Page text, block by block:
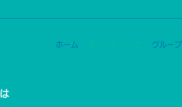
ホーム 私たちについて グルー